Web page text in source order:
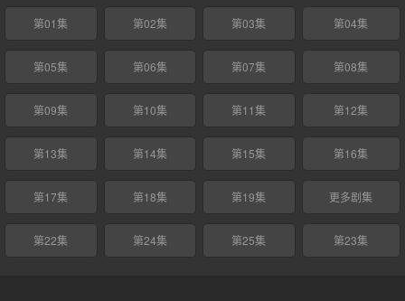
自然成了债主们的靶子，无奈之下金守财开始装疯。日子一长，金
守财意识到装疯也不是长久之计，他带着老婆马翠兰，七岁的儿子
金刚兆和刘殊妹，远走他乡，来到江南的一个小城。夫妻俩白手起
家，历经千辛万苦终于又经营起了一家烧烤店。两口子对待刘殊妹
视如己出，极为疼爱，给刘殊妹改名为金留。金留从小乖巧精灵，
对金守财夫妇和哥哥体贴入微，成为金家不可缺少的活宝。金留高
考那年，金刚兆考上了法律系的研究生，金留为了不给父母增添经
济上的负担，故意制造出一起“私奔”的事端，被学校开除，放弃了
上大学的机会，帮着金守财经营起小店，并自封为烧烤店的执行董
事。这件事却成了金守财夫妇的一块心病。金刚兆研究生毕业后进
了法院，成为金家的骄傲。金留和父母本着诚信经营的原则，买卖
做得也十分红火。自从金刚兆的女友唐小燕到访金家，金刚兆转眼
也到了该交女朋友的岁数，但老两口却像铁公鸡似的一毛不拔，最
第01集 第02集 第03集 第04集
第05集 第06集 第07集 第08集
第09集 第10集 第11集 第12集
第13集 第14集 第15集 第16集
第17集 第18集 第19集 更多剧集
第22集 第23集
第24集 第25集